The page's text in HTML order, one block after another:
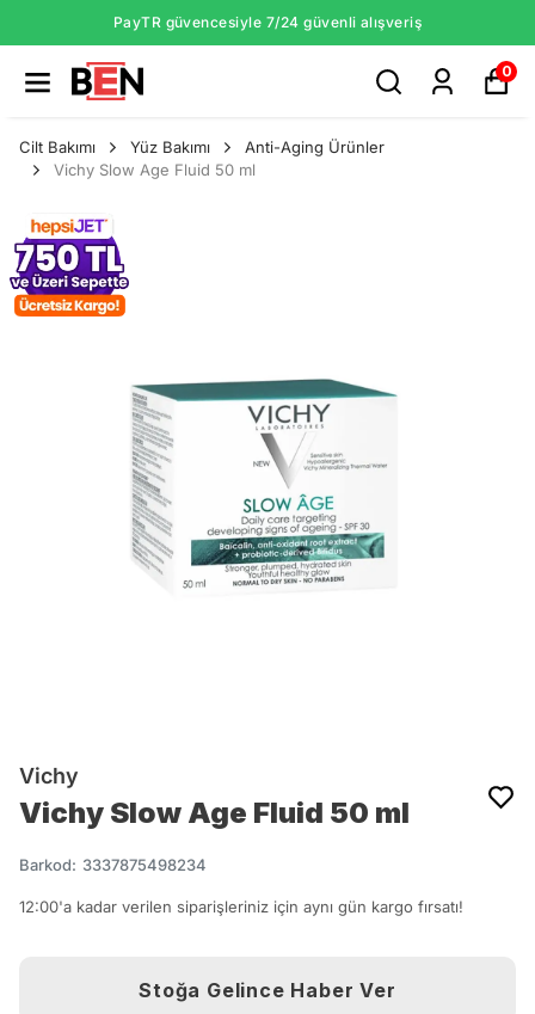
PayTR güvencesiyle 7/24 güvenli alışveriş
0
Cilt Bakımı Yüz Bakımı
Anti-Aging Ürünler
Vichy Slow Age Fluid 50 ml
Vichy
Vichy Slow Age Fluid 50 ml
Barkod: 3337875498234
12:00'a kadar verilen siparişleriniz için aynı gün kargo fırsatı!
Stoğa Gelince Haber Ver